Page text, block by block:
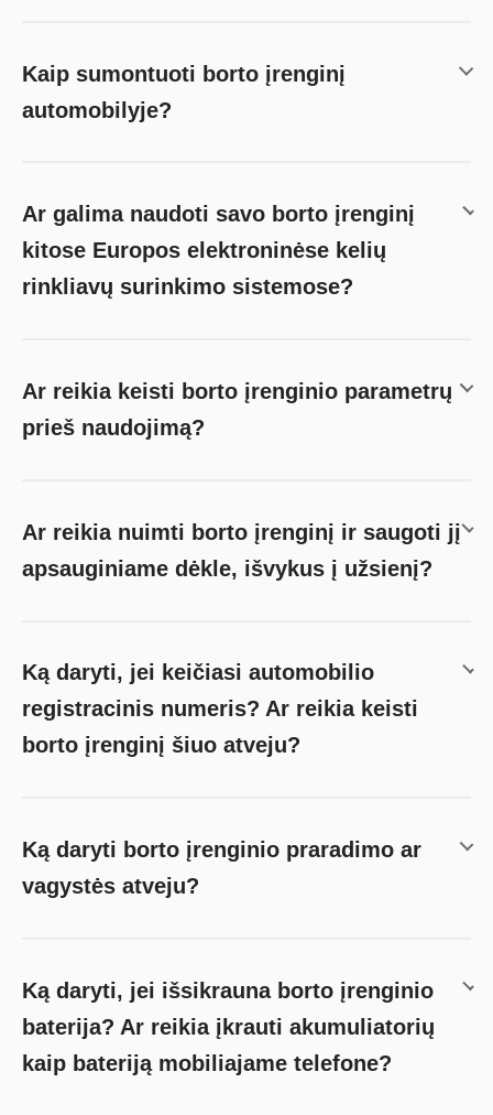
Kaip sumontuoti borto įrenginį
automobilyje?
Ar galima naudoti savo borto įrenginį
kitose Europos elektroninėse kelių
rinkliavų surinkimo sistemose?
Ar reikia keisti borto įrenginio parametrų
prieš naudojimą?
Ar reikia nuimti borto įrenginį ir saugoti jį
apsauginiame dėkle, išvykus į užsienį?
Ką daryti, jei keičiasi automobilio
registracinis numeris? Ar reikia keisti
borto įrenginį šiuo atveju?
Ką daryti borto įrenginio praradimo ar
vagystės atveju?
Ką daryti, jei išsikrauna borto įrenginio
baterija? Ar reikia įkrauti akumuliatorių
kaip bateriją mobiliajame telefone?